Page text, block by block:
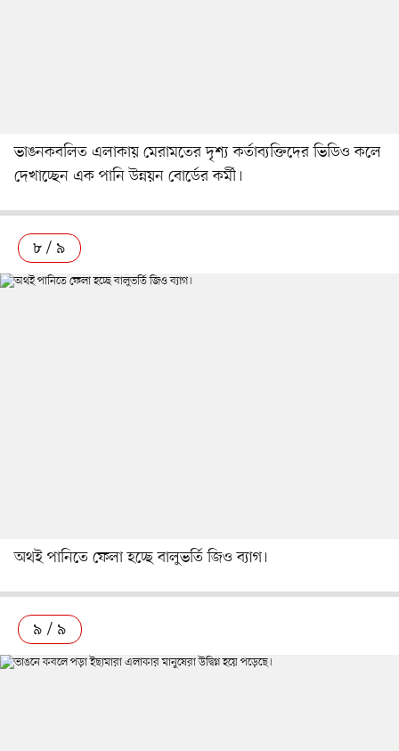
ভাঙনকবলিত এলাকায় মেরামতের দৃশ্য কর্তাব্যক্তিদের ভিডিও কলে
দেখাচ্ছেন এক পানি উন্নয়ন বোর্ডের কর্মী।
৮ / ৯
অথই পানিতে ফেলা হচ্ছে বালুভর্তি জিও ব্যাগ।
৯ / ৯